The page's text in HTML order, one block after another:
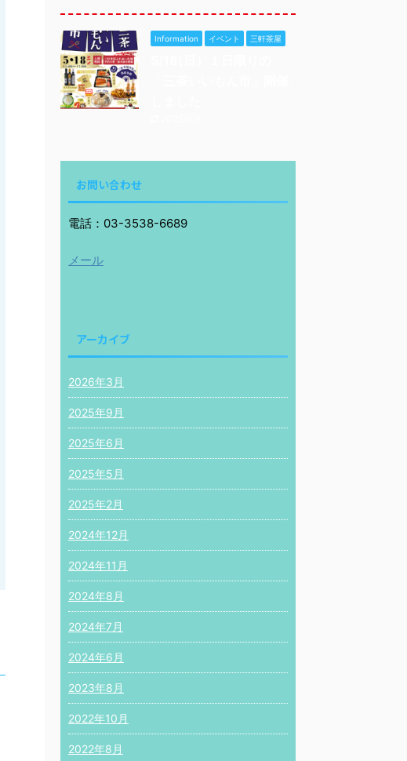
Information イベント 三軒茶屋
お問い合わせ
電話：03-3538-6689
メール
アーカイブ
2026年3月
2025年9月
2025年6月
2025年5月
2025年2月
2024年12月
2024年11月
2024年8月
2024年7月
2024年6月
2023年8月
2022年10月
2022年8月